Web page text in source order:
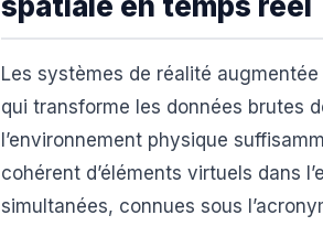
Les systèmes de réalité
qui transforme les données brutes
l’environnement physique
cohérent d’éléments virtuels dans
simultanées, connues sous